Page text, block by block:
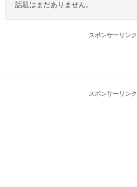
話題はまだありません。
スポンサーリンク
スポンサーリンク